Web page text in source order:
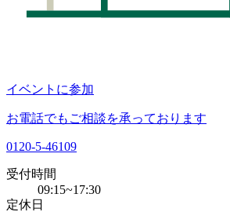
イベントに参加
お電話でもご相談を承っております
0120-5-46109
受付時間
09:15~17:30
定休日